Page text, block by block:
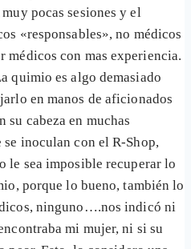
pocas sesiones y el
«responsables», no médicos
médicos con mas experiencia.
quimio es algo demasiado
en manos de aficionados
su cabeza en muchas
se inoculan con el R-Shop,
le sea imposible recuperar lo
porque lo bueno, también lo
ninguno….nos indicó ni
mi mujer, ni si su